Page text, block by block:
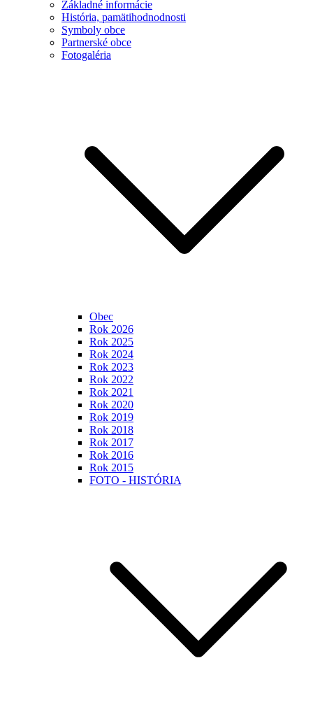
Základné informácie
História, pamätihodnodnosti
Symboly obce
Partnerské obce
Fotogaléria
Obec
Rok 2026
Rok 2025
Rok 2024
Rok 2023
Rok 2022
Rok 2021
Rok 2020
Rok 2019
Rok 2018
Rok 2017
Rok 2016
Rok 2015
FOTO - HISTÓRIA